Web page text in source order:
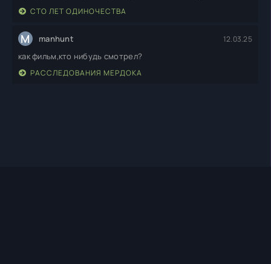
СТО ЛЕТ ОДИНОЧЕСТВА
M manhunt 12.03.25
как фильм,кто нибудь смотрел?
РАССЛЕДОВАНИЯ МЕРДОКА